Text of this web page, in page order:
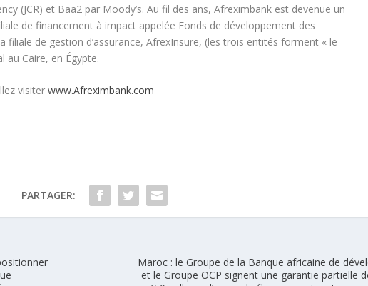
(JCR) et Baa2 par Moody’s. Au fil des ans, Afreximbank est devenue un
de financement à impact appelée Fonds de développement des
filiale de gestion d’assurance, AfrexInsure, (les trois entités forment « le
au Caire, en Égypte.
visiterwww.Afreximbank.com
PARTAGER:
Maroc : le Groupe de la Banque africaine de
et le Groupe OCP signent une garantie partielle